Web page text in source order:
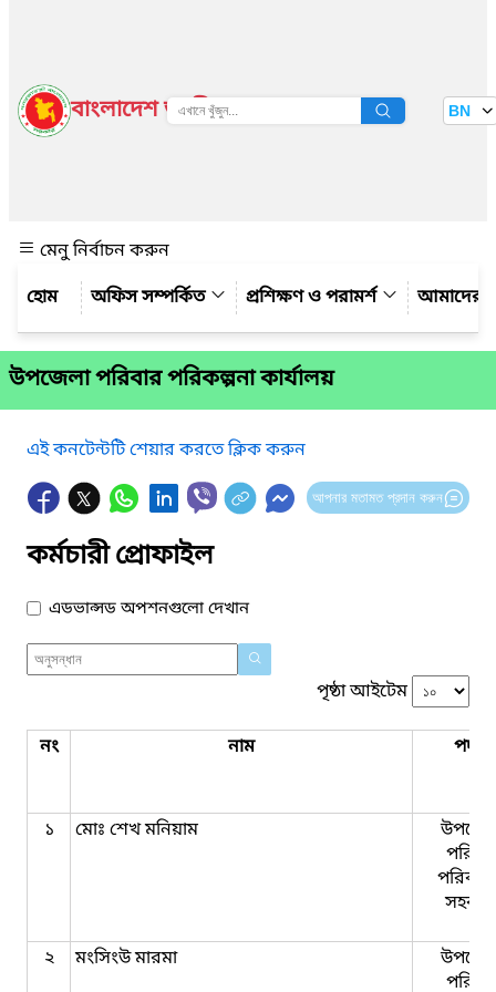
বাংলাদেশ জাতীয় তথ্য বাতায়ন BN
মেনু নির্বাচন করুন
অফিস সম্পর্কিত
প্রশিক্ষণ ও পরামর্শ আমাদের
উপজেলা পরিবার পরিকল্পনা কার্যালয়
এই কনটেন্টটি শেয়ার করতে ক্লিক করুন
আপনার মতামত প্রদান করুন
কর্মচারী প্রোফাইল
এডভান্সড অপশনগুলো দেখান
পৃষ্ঠা আইটেম
নং নাম পদবি
১ মোঃ শেখ মনিয়াম
২ মংসিংউ মারমা